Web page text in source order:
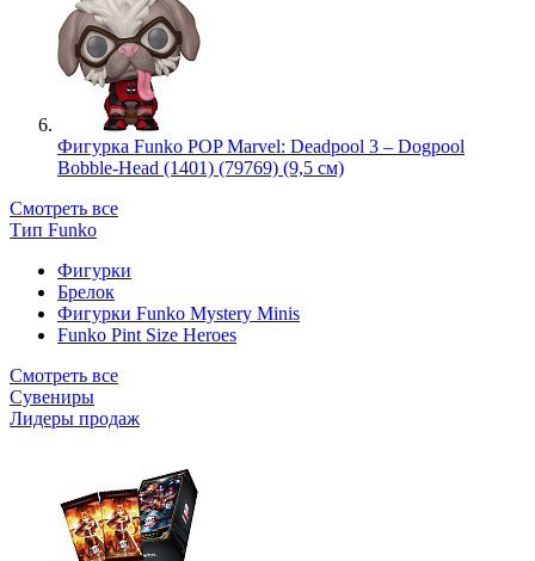
Фигурка Funko POP Marvel: Deadpool 3 – Dogpool
Bobble-Head (1401) (79769) (9,5 см)
Смотреть все
Тип Funko
Фигурки
Брелок
Фигурки Funko Mystery Minis
Funko Pint Size Heroes
Смотреть все
Сувениры
Лидеры продаж